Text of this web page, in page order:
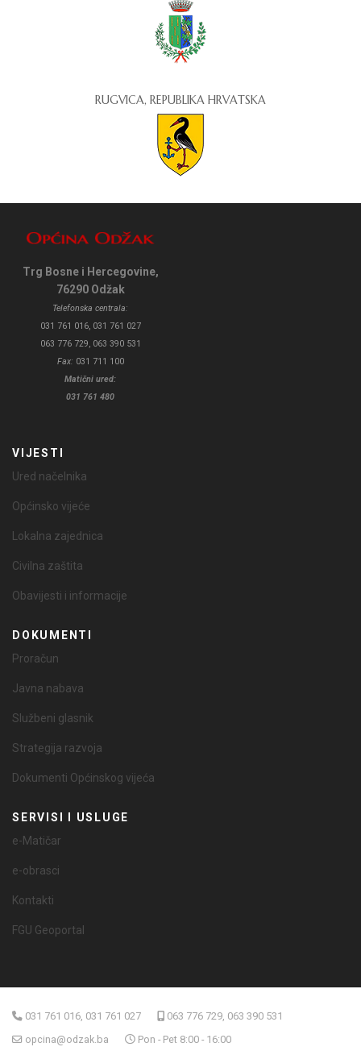
RUGVICA, REPUBLIKA HRVATSKA
Trg Bosne i Hercegovine,
76290 Odžak
Telefonska centrala:
031 761 016, 031 761 027
063 776 729, 063 390 531
Fax: 031 711 100
Matični ured:
031 761 480
VIJESTI
Ured načelnika
Općinsko vijeće
Lokalna zajednica
Civilna zaštita
Obavijesti i informacije
DOKUMENTI
Proračun
Javna nabava
Službeni glasnik
Strategija razvoja
Dokumenti Općinskog vijeća
SERVISI I USLUGE
e-Matičar
e-obrasci
Kontakti
FGU Geoportal
031 761 016, 031 761 027
063 776 729, 063 390 531
opcina@odzak.ba
Pon - Pet 8:00 - 16:00